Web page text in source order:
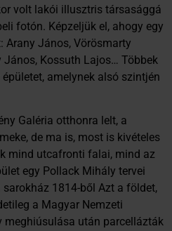
volt lakói illusztris társasággá
fotón. Képzeljük el, ahogy egy
Arany János, Vörösmarty
János, Kossuth Lajos… Többek
amelynek alsó szintjén
Galéria otthonra lelt, a
de ma is, most is kivételes
mind utcafronti falai, mind az
egy Pollack Mihály tervei
1814-ből Azt a földet,
a Magyar Nemzeti
meghiúsulása után parcellázták